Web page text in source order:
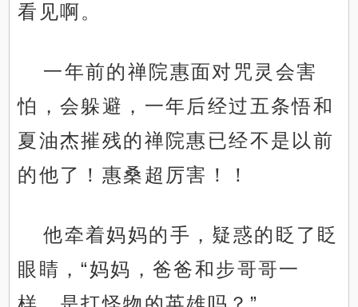
看见啊。
一年前的禅院惠面对咒灵会害
怕，会躲避，一年后经过五条悟和
夏油杰摧残的禅院惠已经不是以前
的他了！惠桑超厉害！！
他牵着妈妈的手，疑惑的眨了眨
眼睛，“妈妈，爸爸和步哥哥一